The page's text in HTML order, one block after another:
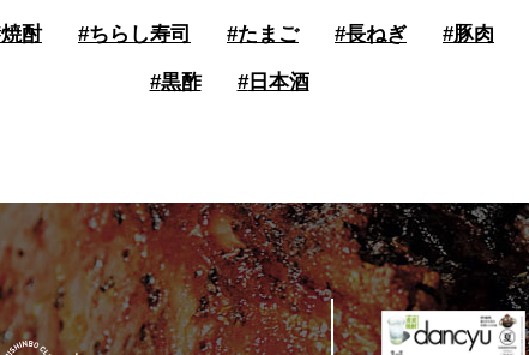
焼酎 #ちらし寿司 #たまご #長ねぎ #豚肉
#黒酢 #日本酒